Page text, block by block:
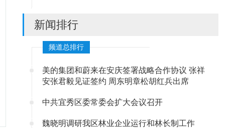
新闻排行
频道总排行
美的集团和蔚来在安庆签署战略合作协议 张祥
安张君毅见证签约 周东明章松胡红兵出席
中共宜秀区委常委会扩大会议召开
魏晓明调研我区林业企业运行和林长制工作